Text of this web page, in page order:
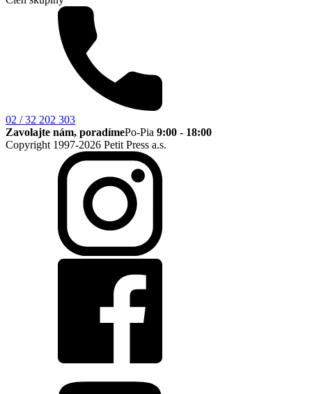
02 / 32 202 303
Zavolajte nám, poradímePo-Pia 9:00 - 18:00
Copyright 1997-2026 Petit Press a.s.